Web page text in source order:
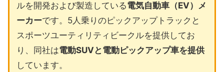
ルを開発および製造している電気自動車（EV）メ
ーカーです。5人乗りのピックアップトラックと
スポーツユーティリティビークルを提供してお
り、同社は電動SUVと電動ピックアップ車を提供
しています。